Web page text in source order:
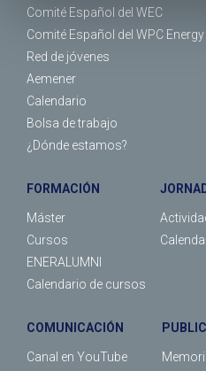
Comité Español del WEC
Comité Español del WPC Energy
Red de jóvenes
Aemener
Calendario
Bolsa de trabajo
¿Dónde estamos?
FORMACIÓN
Máster
Cursos
ENERALUMNI
Calendario de cursos
COMUNICACIÓN
Canal en YouTube